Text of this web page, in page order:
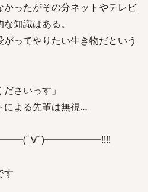
ったがその分ネットやテレビ
知識はある。
ってやりたい生き物だという
さいっす」
による先輩は無視…
ﾟ∀ﾟ)━━━━━━!!!!
す